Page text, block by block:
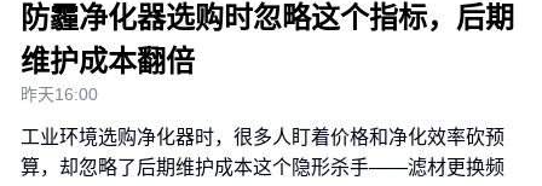
防霾净化器选购时忽略这个指标，后期
维护成本翻倍
昨天16:00
工业环境选购净化器时，很多人盯着价格和净化效率砍预
算，却忽略了后期维护成本这个隐形杀手——滤材更换频